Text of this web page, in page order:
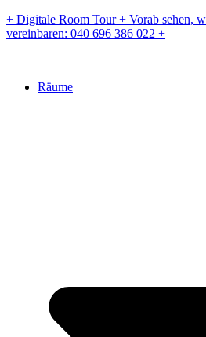
Zum
Inhalt
+ Digitale Room Tour + Vorab sehen,
vereinbaren: 040 696 386 022 +
Räume